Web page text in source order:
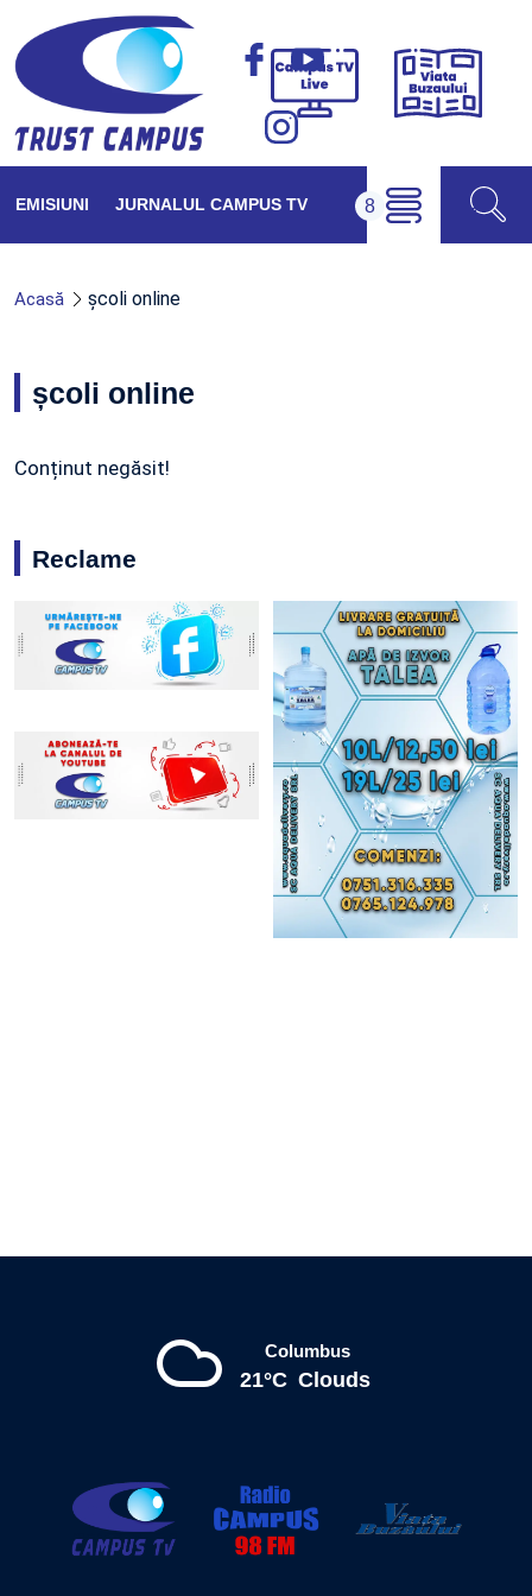
Campus
Viața
EMISIUNI JURNALUL CAMPUS TV
Acasă școli online
școli online
Conținut negăsit!
Reclame
Columbus
21°C Clouds